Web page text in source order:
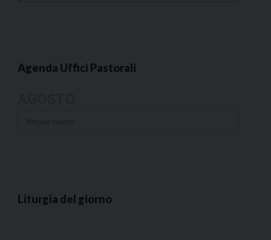
Agenda Uffici Pastorali
Liturgia del giorno